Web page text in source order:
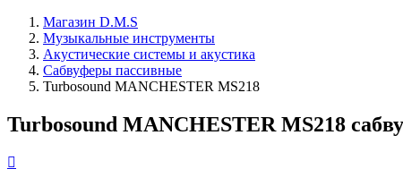
Магазин D.M.S
Музыкальные инструменты
Акустические системы и акустика
Сабвуферы пассивные
Turbosound MANCHESTER MS218
Turbosound MANCHESTER MS218